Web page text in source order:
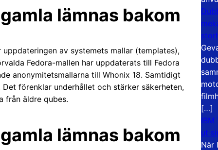
lämnas bakom
av systemets mallar (templates),
Fedora-mallen har uppdaterats till Fedora
anonymitetsmallarna till Whonix 18. Samtidigt
förenklar underhållet och stärker säkerheten,
från äldre qubes.
lämnas bakom
[…]
IBM
ut
När